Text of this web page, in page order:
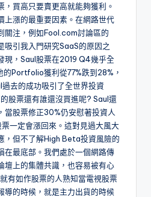
，買高只要賣更高就能夠獲利。
上漲的最重要因素。在網路世代
關注，例如Fool.com討論區的
吸引我入門研究SaaS的原因之
現，Saul股票在2019 Q4幾乎全
Portfolio獲利從77%跌到28%，
去的成功吸引了全世界投資
股票還有誰還沒買進呢? Saul還
當股票修正30%仍安慰著投資人
一定會漲回來。這對見過大風大
，但不了解High Beta投資風險的
在最底部。我們處於一個網路傳
壇上的集體共識，也容易被有心
有如作股票的人熟知當電視股票
導的時候，就是主力出貨的時候